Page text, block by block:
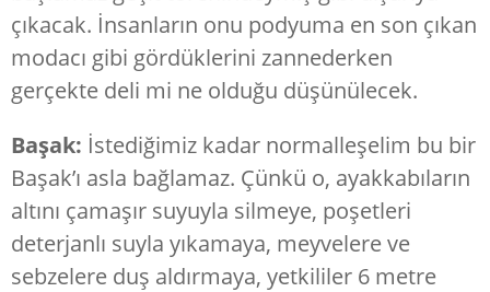
çıkacak. İnsanların onu podyuma en son çıkan
modacı gibi gördüklerini zannederken
gerçekte deli mi ne olduğu düşünülecek.
Başak: İstediğimiz kadar normalleşelim bu bir
Başak’ı asla bağlamaz. Çünkü o, ayakkabıların
altını çamaşır suyuyla silmeye, poşetleri
deterjanlı suyla yıkamaya, meyvelere ve
sebzelere duş aldırmaya, yetkililer 6 metre